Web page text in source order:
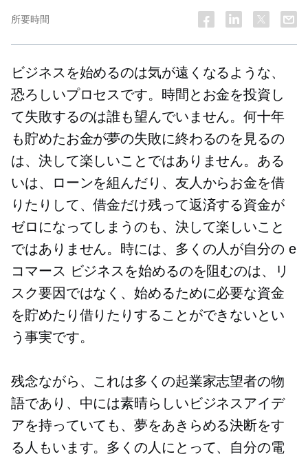
所要時間
ビジネスを始めるのは気が遠くなるような、
恐ろしいプロセスです。時間とお金を投資し
て失敗するのは誰も望んでいません。何十年
も貯めたお金が夢の失敗に終わるのを見るの
は、決して楽しいことではありません。ある
いは、ローンを組んだり、友人からお金を借
りたりして、借金だけ残って返済する資金が
ゼロになってしまうのも、決して楽しいこと
ではありません。時には、多くの人が自分の e
コマース ビジネスを始めるのを阻むのは、リ
スク要因ではなく、始めるために必要な資金
を貯めたり借りたりすることができないとい
う事実です。
残念ながら、これは多くの起業家志望者の物
語であり、中には素晴らしいビジネスアイデ
アを持っていても、夢をあきらめる決断をす
る人もいます。多くの人にとって、自分の電